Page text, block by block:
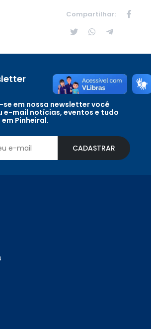
Compartilhar:
em nossa newsletter você
e-mail notícias, eventos e tudo
Pinheiral.
CADASTRAR